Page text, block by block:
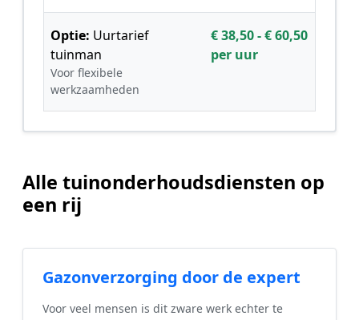
Optie: Uurtarief
tuinman
Voor flexibele
werkzaamheden
€ 38,50 - € 60,50
per uur
Alle tuinonderhoudsdiensten op
een rij
Gazonverzorging door de expert
Voor veel mensen is dit zware werk echter te